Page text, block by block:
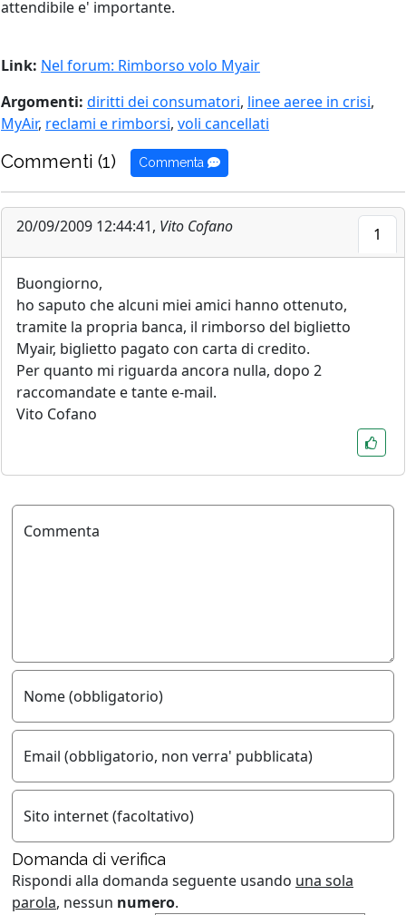
attendibile e' importante.
Link: Nel forum: Rimborso volo Myair
Argomenti: diritti dei consumatori, linee aeree in crisi,
MyAir, reclami e rimborsi, voli cancellati
Commenti (1) Commenta
20/09/2009 12:44:41, Vito Cofano 1
Buongiorno,
ho saputo che alcuni miei amici hanno ottenuto,
tramite la propria banca, il rimborso del biglietto
Myair, biglietto pagato con carta di credito.
Per quanto mi riguarda ancora nulla, dopo 2
raccomandate e tante e-mail.
Vito Cofano
Commenta
Nome (obbligatorio)
Email (obbligatorio, non verra' pubblicata)
Sito internet (facoltativo)
Domanda di verifica
Rispondi alla domanda seguente usando una sola
parola, nessun numero.